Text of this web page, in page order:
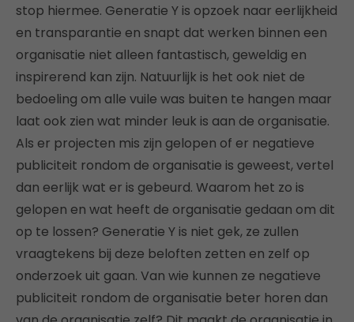
stop hiermee. Generatie Y is opzoek naar eerlijkheid
en transparantie en snapt dat werken binnen een
organisatie niet alleen fantastisch, geweldig en
inspirerend kan zijn. Natuurlijk is het ook niet de
bedoeling om alle vuile was buiten te hangen maar
laat ook zien wat minder leuk is aan de organisatie.
Als er projecten mis zijn gelopen of er negatieve
publiciteit rondom de organisatie is geweest, vertel
dan eerlijk wat er is gebeurd. Waarom het zo is
gelopen en wat heeft de organisatie gedaan om dit
op te lossen? Generatie Y is niet gek, ze zullen
vraagtekens bij deze beloften zetten en zelf op
onderzoek uit gaan. Van wie kunnen ze negatieve
publiciteit rondom de organisatie beter horen dan